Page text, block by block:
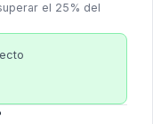
el 25% del